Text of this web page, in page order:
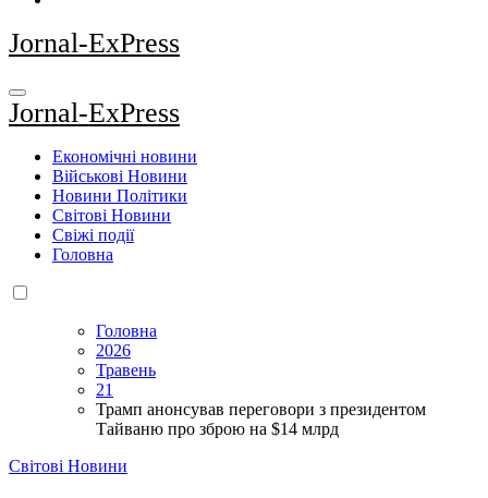
Jornal-ExPress
Jornal-ExPress
Економічні новини
Військові Новини
Новини Політики
Світові Новини
Свіжі події
Головна
Головна
2026
Травень
21
Трамп анонсував переговори з президентом
Тайваню про зброю на $14 млрд
Світові Новини